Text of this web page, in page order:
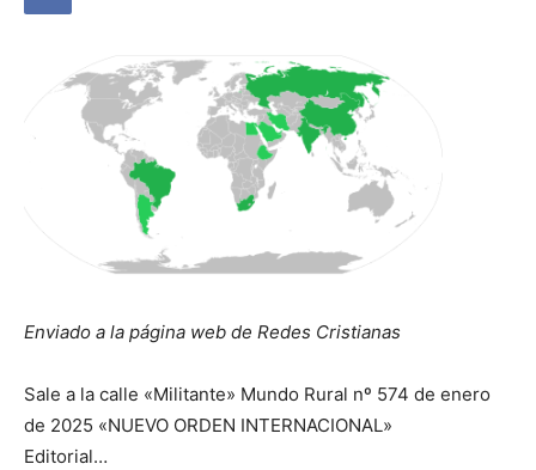
Enviado a la página web de Redes Cristianas
Sale a la calle «Militante» Mundo Rural nº 574 de enero
de 2025 «NUEVO ORDEN INTERNACIONAL»
Editorial…